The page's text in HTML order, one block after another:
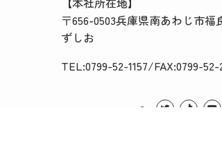
〒656-0503兵庫県南あわじ市福
ずしお
TEL:0799-52-1157/FAX:0799-52-